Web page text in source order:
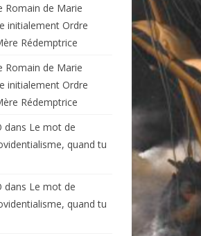
Romain de Marie
initialement Ordre
Rédemptrice
Romain de Marie
initialement Ordre
Rédemptrice
dans Le mot de
quand tu
dans Le mot de
quand tu